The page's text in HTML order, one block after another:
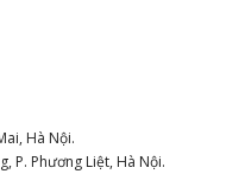
Hà Nội.
P. Phương Liệt, Hà Nội.